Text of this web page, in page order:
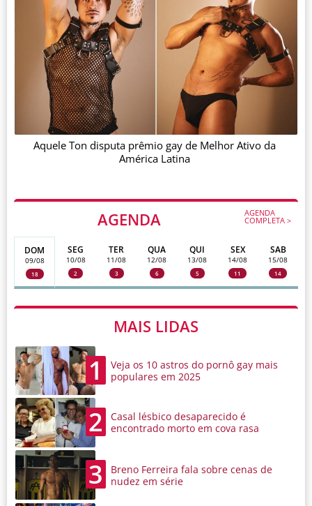
AGENDA AGENDA
COMPLETA >
DOM
09/08
18
SEG
10/08
2
TER
11/08
3
QUA
12/08
6
QUI
13/08
5
SEX
14/08
11
SAB
15/08
14
MAIS LIDAS
1
Veja os 10 astros do pornô gay mais
populares em 2025
2
Casal lésbico desaparecido é
encontrado morto em cova rasa
3
Breno Ferreira fala sobre cenas de
nudez em série
Aquele Ton disputa prêmio gay de Melhor Ativo da
América Latina